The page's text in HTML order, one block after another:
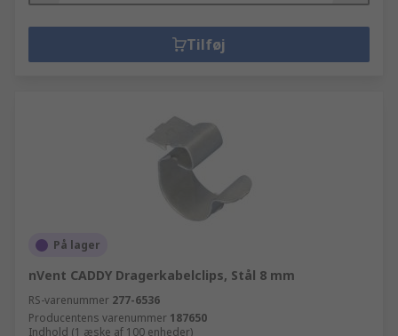
Tilføj
På lager
nVent CADDY Dragerkabelclips, Stål 8 mm
RS-varenummer 277-6536
Producentens varenummer 187650
Indhold (1 æske af 100 enheder)